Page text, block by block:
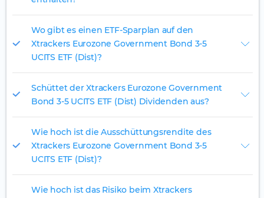
Wo gibt es einen ETF-Sparplan auf den
Xtrackers Eurozone Government Bond 3-5
UCITS ETF (Dist)?
Schüttet der Xtrackers Eurozone Government
Bond 3-5 UCITS ETF (Dist) Dividenden aus?
Wie hoch ist die Ausschüttungsrendite des
Xtrackers Eurozone Government Bond 3-5
UCITS ETF (Dist)?
Wie hoch ist das Risiko beim Xtrackers